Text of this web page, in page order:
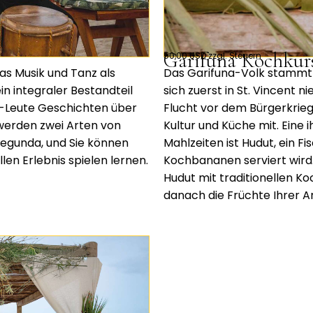
Musik und Tanz als
integraler Bestandteil
Geschichten über
zwei Arten von
und Sie können
Erlebnis spielen lernen.
50,00 USD zzgl. Steuern
Garifuna
Das Garifuna-Volk
sich zuerst in St. Vincent
Flucht vor dem
Kultur und Küche mit.
Mahlzeiten ist Hudut, ein
Kochbananen serviert
Hudut mit traditionellen
danach die Früchte Ihrer